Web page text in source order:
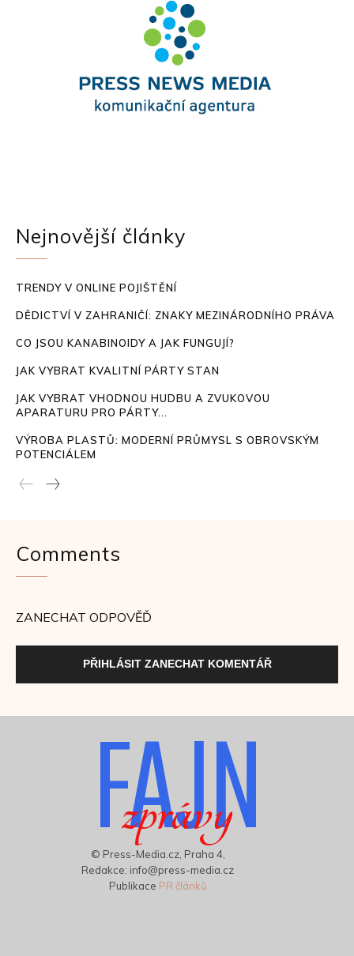
Nejnovější články
TRENDY V ONLINE POJIŠTĚNÍ
DĚDICTVÍ V ZAHRANIČÍ: ZNAKY MEZINÁRODNÍHO PRÁVA
CO JSOU KANABINOIDY A JAK FUNGUJÍ?
JAK VYBRAT KVALITNÍ PÁRTY STAN
JAK VYBRAT VHODNOU HUDBU A ZVUKOVOU
APARATURU PRO PÁRTY...
VÝROBA PLASTŮ: MODERNÍ PRŮMYSL S OBROVSKÝM
POTENCIÁLEM
Comments
ZANECHAT ODPOVĚĎ
PŘIHLÁSIT ZANECHAT KOMENTÁŘ
FAJN
zprávy
© Press-Media.cz, Praha 4,
Redakce: info@press-media.cz
Publikace PR článků